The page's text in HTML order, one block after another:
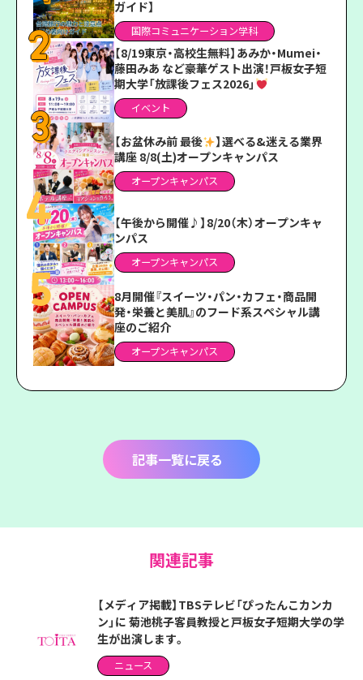
ガイド】
国際コミュニケーション学科
【8/19東京・高校生無料】あみか・Mumei・
藤田みあ など豪華ゲスト出演！戸板女子短
期大学「放課後フェス2026」
イベント
【お盆休み前 最後
】選べる&迷える業界
講座 8/8(土)オープンキャンパス
オープンキャンパス
【午後から開催♪】8/20（木）オープンキャ
ンパス
オープンキャンパス
8月開催『スイーツ・パン・カフェ・商品開
発・栄養と美肌』のフード系スペシャル講
座のご紹介
オープンキャンパス
記事一覧に戻る
関連記事
【メディア掲載】TBSテレビ「ぴったんこカンカ
ン」に 菊池桃子客員教授と戸板女子短期大学の学
生が出演します。
ニュース